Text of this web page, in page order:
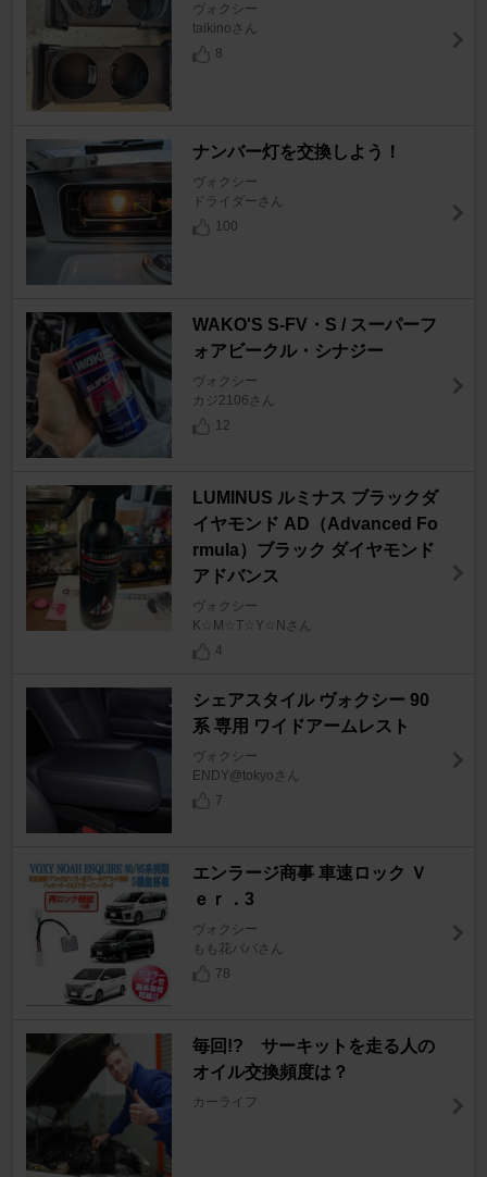
ヴォクシー
taikinoさん
8
ナンバー灯を交換しよう！
ヴォクシー
ドライダーさん
100
WAKO'S S-FV・S / スーパーフ
ォアビークル・シナジー
ヴォクシー
カジ2106さん
12
LUMINUS ルミナス ブラックダ
イヤモンド AD（Advanced Fo
rmula）ブラック ダイヤモンド
アドバンス
ヴォクシー
K☆M☆T☆Y☆Nさん
4
シェアスタイル ヴォクシー 90
系 専用 ワイドアームレスト
ヴォクシー
ENDY@tokyoさん
7
エンラージ商事 車速ロック Ｖ
ｅｒ．3
ヴォクシー
もも花パパさん
78
毎回!? サーキットを走る人の
オイル交換頻度は？
カーライフ